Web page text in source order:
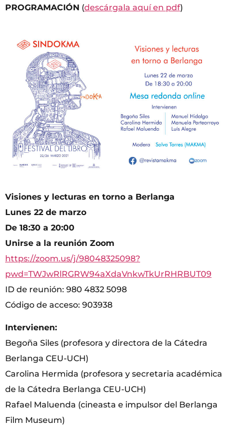
PROGRAMACIÓN (descárgala aquí en pdf)
Visiones y lecturas en torno a Berlanga
Lunes 22 de marzo
De 18:30 a 20:00
Unirse a la reunión Zoom
https://zoom.us/j/98048325098?
pwd=TWJwRlRGRW94aXdaVnkwTkUrRHRBUT09
ID de reunión: 980 4832 5098
Código de acceso: 903938
Intervienen:
Begoña Siles (profesora y directora de la Cátedra
Berlanga CEU-UCH)
Carolina Hermida (profesora y secretaria académica
de la Cátedra Berlanga CEU-UCH)
Rafael Maluenda (cineasta e impulsor del Berlanga
Film Museum)